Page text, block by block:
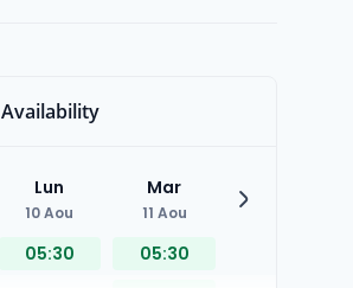
Availability
Lun
10 Aou
05:30
Mar
11 Aou
05:30